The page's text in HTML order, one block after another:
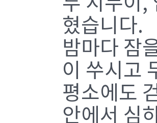
혔습니다.
밤마다 잠
이 쑤시고
평소에도
안에서 심